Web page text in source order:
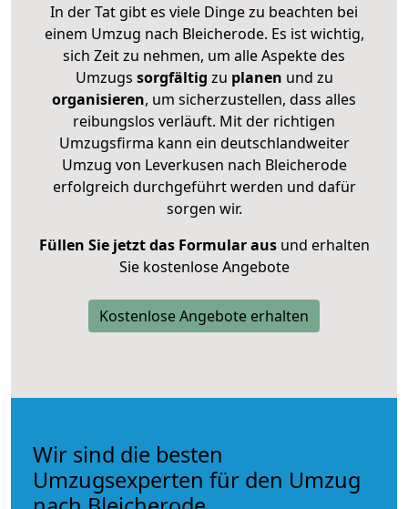
In der Tat gibt es viele Dinge zu beachten bei
einem Umzug nach Bleicherode. Es ist wichtig,
sich Zeit zu nehmen, um alle Aspekte des
Umzugs sorgfältig zu planen und zu
organisieren, um sicherzustellen, dass alles
reibungslos verläuft. Mit der richtigen
Umzugsfirma kann ein deutschlandweiter
Umzug von Leverkusen nach Bleicherode
erfolgreich durchgeführt werden und dafür
sorgen wir.
Füllen Sie jetzt das Formular ausund erhalten
Sie kostenlose Angebote
Kostenlose Angebote erhalten
Wir sind die besten
Umzugsexperten für den Umzug